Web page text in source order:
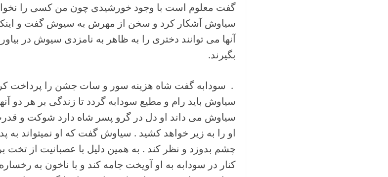
گفت معلوم است با وجود خورشیدی چون من کسی را
سیاوش آشکار کرد و سخن از مهرش به سیوش گفت و
آنها می توانند دختری را به ظاهر به نامزدی سیوش در
بگیرند.
. سودابه گفت شاه هزینه سور و سات جشن را پرداخت
سیاوش باید رام و مطیع سودابه گردد تا زندگی بر هر دو
سیاوش می داند او دل در گرو پسر شاه دارد شوکت و
او را به زیر خواهد کشید . سیاوش گفت که او نمیتواند به
چشم بدوزد و نظر کند . به همین دلیل با عصبانیت از تخت
کنار در سودابه به او آویخت جامه کند و با ناخون به